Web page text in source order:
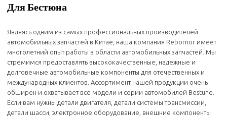
Для Бестюна
Являясь одним из самых профессиональных производителей
автомобильных запчастей в Китае, наша компания Rebornor имеет
многолетний опыт работы в области автомобильных запчастей. Мы
стремимся предоставлять высококачественные, надежные и
долговечные автомобильные компоненты для отечественных и
международных клиентов. Ассортимент нашей продукции очень
обширен и охватывает все модели и серии автомобилей Bestune.
Если вам нужны детали двигателя, детали системы трансмиссии,
детали шасси, электронное оборудование, внешние компоненты